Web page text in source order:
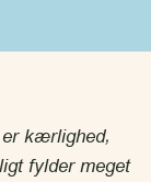
kærlighed,
fylder meget